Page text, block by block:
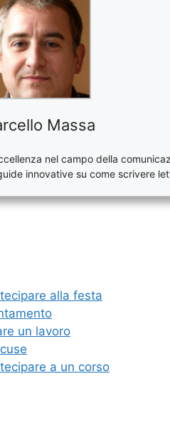
Massa
nel campo della
innovative su come scrivere
alla festa
un lavoro
a un corso